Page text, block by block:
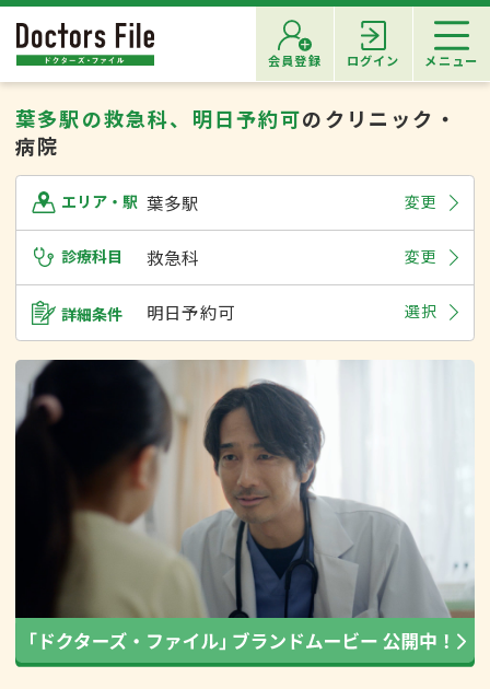
会員登録 ログイン メニュー
葉多駅の救急科、明日予約可のクリニック・
病院
エリア・駅 葉多駅 変更
診療科目 救急科 変更
詳細条件 明日予約可 選択